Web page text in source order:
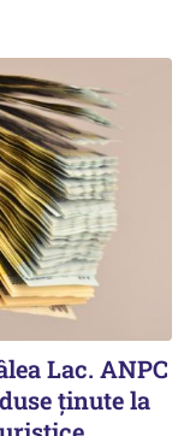
Lac. ANPC
ținute la